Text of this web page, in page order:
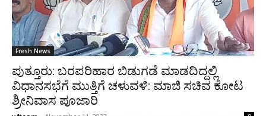
Fresh News
ಪುತ್ತೂರು: ಬರಪರಿಹಾರ ಬಿಡುಗಡೆ ಮಾಡದಿದ್ದಲ್ಲಿ
ವಿಧಾನಸಭೆಗೆ ಮುತ್ತಿಗೆ ಚಳುವಳಿ: ಮಾಜಿ ಸಚಿವ ಕೋಟ
ಶ್ರೀನಿವಾಸ ಪೂಜಾರಿ